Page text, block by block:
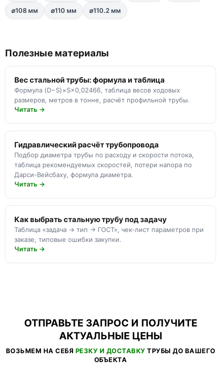
⌀108 мм ⌀110 мм ⌀110.2 мм
Полезные материалы
Вес стальной трубы: формула и таблица
Формула (D−S)×S×0,02466, таблица весов ходовых
размеров, метров в тонне, расчёт профильной трубы.
Читать →
Гидравлический расчёт трубопровода
Подбор диаметра трубы по расходу и скорости потока,
таблица рекомендуемых скоростей, потери напора по
Дарси-Вейсбаху, формула диаметра.
Читать →
Как выбрать стальную трубу под задачу
Таблица «задача → тип → ГОСТ», чек-лист параметров при
заказе, типовые ошибки закупки.
Читать →
ОТПРАВЬТЕ ЗАПРОС И ПОЛУЧИТЕ
АКТУАЛЬНЫЕ ЦЕНЫ
ВОЗЬМЕМ НА СЕБЯ РЕЗКУ И ДОСТАВКУ ТРУБЫ ДО ВАШЕГО
ОБЪЕКТА